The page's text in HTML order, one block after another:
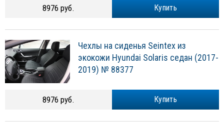
Купить
8976 руб.
Чехлы на сиденья Seintex из
экокожи Hyundai Solaris седан (2017-
2019) № 88377
Купить
8976 руб.